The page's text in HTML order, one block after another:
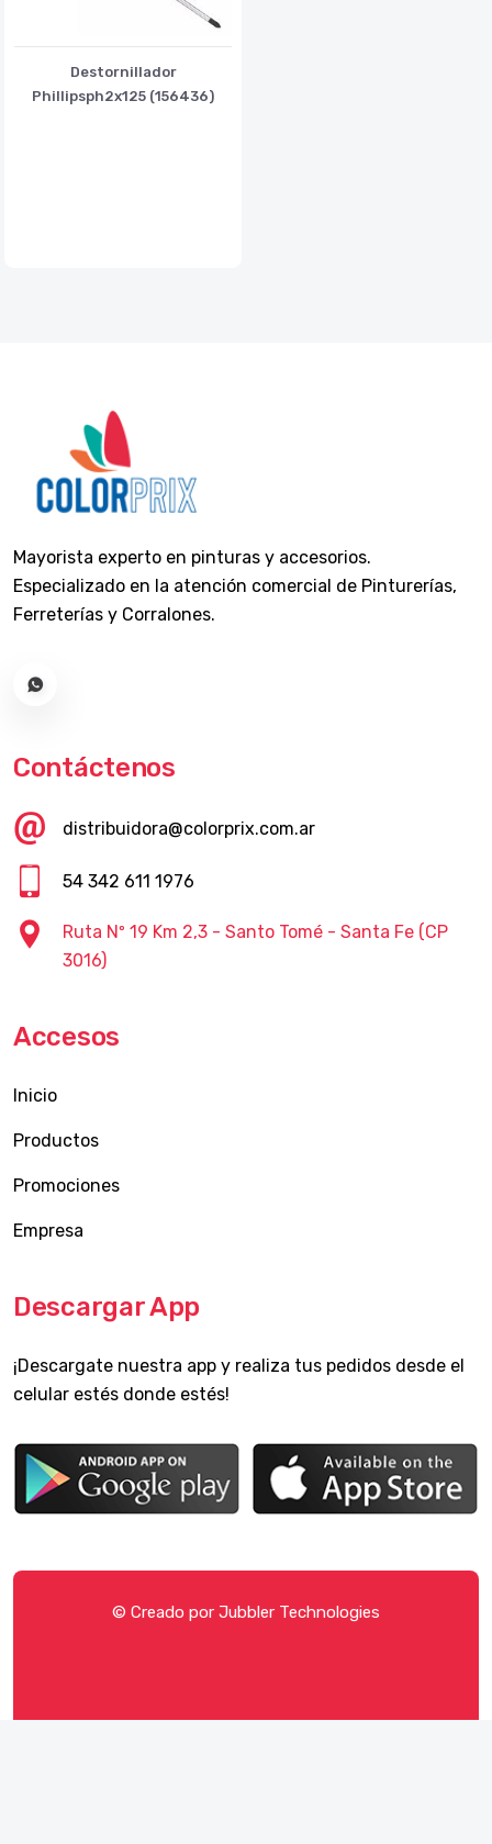
Destornillador
Phillipsph2x125 (156436)
Mayorista experto en pinturas y accesorios.
Especializado en la atención comercial de Pinturerías,
Ferreterías y Corralones.
Contáctenos
distribuidora@colorprix.com.ar
54 342 611 1976
Ruta Nº 19 Km 2,3 - Santo Tomé - Santa Fe (CP
3016)
Accesos
Inicio
Productos
Promociones
Empresa
Descargar App
¡Descargate nuestra app y realiza tus pedidos desde el
celular estés donde estés!
© Creado por Jubbler Technologies